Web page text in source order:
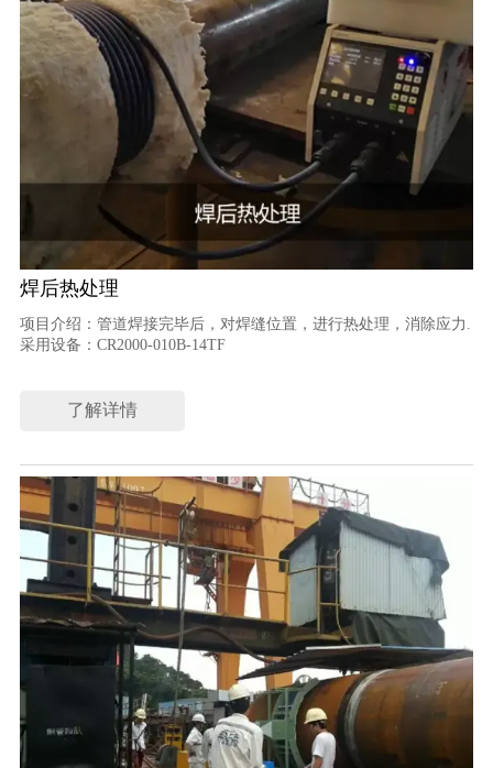
焊后热处理
项目介绍：管道焊接完毕后，对焊缝位置，进行热处理，消除应力.
采用设备：CR2000-010B-14TF
了解详情